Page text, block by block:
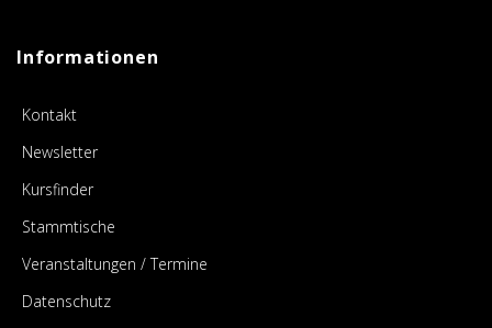
Informationen
Kontakt
Newsletter
Kursfinder
Stammtische
Veranstaltungen / Termine
Datenschutz